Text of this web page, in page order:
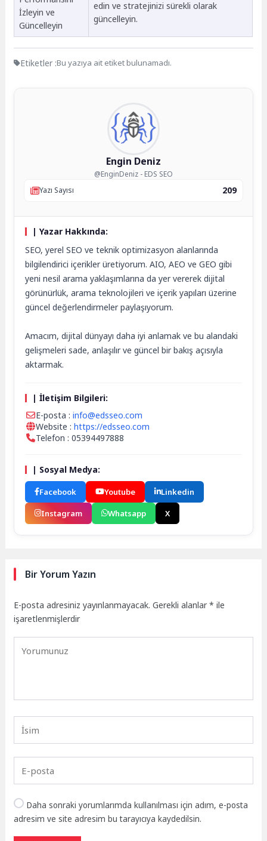
İzleyin ve
Güncelleyin
edin ve stratejinizi sürekli olarak
güncelleyin.
Etiketler :Bu yazıya ait etiket bulunamadı.
Engin Deniz
@EnginDeniz - EDS SEO
Yazı Sayısı
209
| Yazar Hakkında:
SEO, yerel SEO ve teknik optimizasyon alanlarında
bilgilendirici içerikler üretiyorum. AIO, AEO ve GEO gibi
yeni nesil arama yaklaşımlarına da yer vererek dijital
görünürlük, arama teknolojileri ve içerik yapıları üzerine
güncel değerlendirmeler paylaşıyorum.
Amacım, dijital dünyayı daha iyi anlamak ve bu alandaki
gelişmeleri sade, anlaşılır ve güncel bir bakış açısıyla
aktarmak.
| İletişim Bilgileri:
E-posta :info@edsseo.com
Website :https://edsseo.com
Telefon : 05394497888
| Sosyal Medya:
Facebook Youtube
Linkedin
Instagram
Whatsapp X
Bir Yorum Yazın
E-posta adresiniz yayınlanmayacak. Gerekli alanlar* ile
işaretlenmişlerdir
Daha sonraki yorumlarımda kullanılması için adım, e-posta
adresim ve site adresim bu tarayıcıya kaydedilsin.